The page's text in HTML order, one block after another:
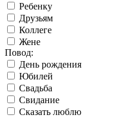
Ребенку
Друзьям
Коллеге
Жене
Повод:
День рождения
Юбилей
Свадьба
Свидание
Сказать люблю